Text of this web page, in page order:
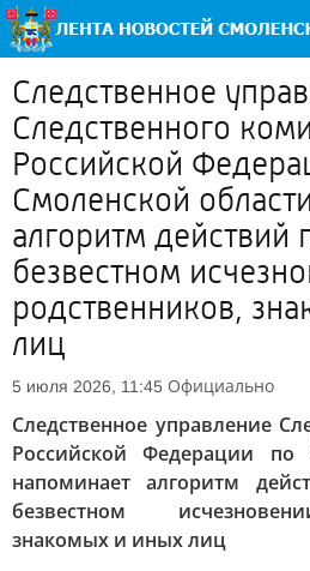
Следственное
Следственного
Российской
Смоленской
алгоритм действий
безвестном
родственников,
лиц
5 июля 2026, 11:45 Официально
Следственное управление
Российской Федерации по
напоминает алгоритм
безвестном
знакомых и иных лиц